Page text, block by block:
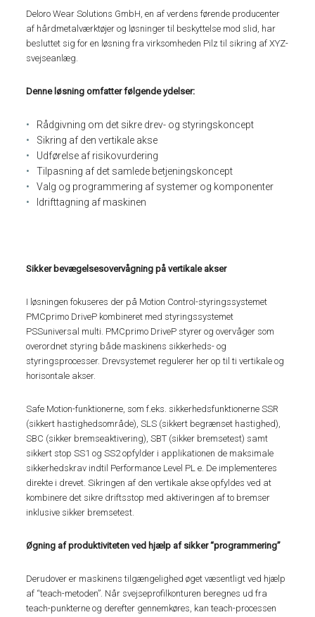
Deloro Wear Solutions GmbH, en af verdens førende producenter
af hårdmetalværktøjer og løsninger til beskyttelse mod slid, har
besluttet sig for en løsning fra virksomheden Pilz til sikring af XYZ-
svejseanlæg.
Denne løsning omfatter følgende ydelser:
Rådgivning om det sikre drev- og styringskoncept
Sikring af den vertikale akse
Udførelse af risikovurdering
Tilpasning af det samlede betjeningskoncept
Valg og programmering af systemer og komponenter
Idrifttagning af maskinen
Sikker bevægelsesovervågning på vertikale akser
I løsningen fokuseres der på Motion Control-styringssystemet
PMCprimo DriveP kombineret med styringssystemet
PSSuniversal multi. PMCprimo DriveP styrer og overvåger som
overordnet styring både maskinens sikkerheds- og
styringsprocesser. Drevsystemet regulerer her op til ti vertikale og
horisontale akser.
Safe Motion-funktionerne, som f.eks. sikkerhedsfunktionerne SSR
(sikkert hastighedsområde), SLS (sikkert begrænset hastighed),
SBC (sikker bremseaktivering), SBT (sikker bremsetest) samt
sikkert stop SS1 og SS2 opfylder i applikationen de maksimale
sikkerhedskrav indtil Performance Level PL e. De implementeres
direkte i drevet. Sikringen af den vertikale akse opfyldes ved at
kombinere det sikre driftsstop med aktiveringen af to bremser
inklusive sikker bremsetest.
Øgning af produktiviteten ved hjælp af sikker “programmering”
Derudover er maskinens tilgængelighed øget væsentligt ved hjælp
af “teach-metoden”. Når svejseprofilkonturen beregnes ud fra
teach-punkterne og derefter gennemkøres, kan teach-processen